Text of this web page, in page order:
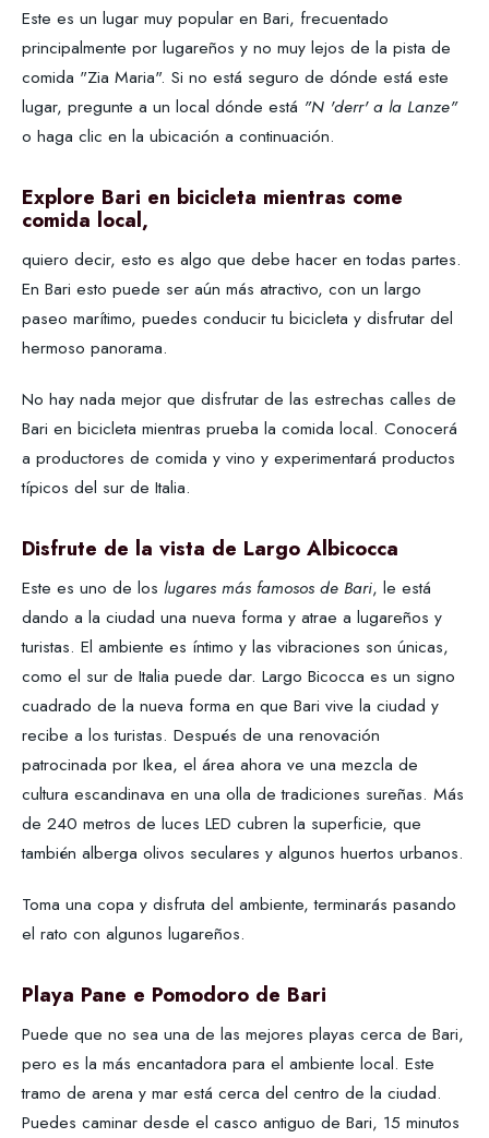
Este es un lugar muy popular en Bari, frecuentado
principalmente por lugareños y no muy lejos de la pista de
comida "Zia Maria". Si no está seguro de dónde está este
lugar, pregunte a un local dónde está "N 'derr' a la Lanze"
o haga clic en la ubicación a continuación.
Explore Bari en bicicleta mientras come
comida local,
quiero decir, esto es algo que debe hacer en todas partes.
En Bari esto puede ser aún más atractivo, con un largo
paseo marítimo, puedes conducir tu bicicleta y disfrutar del
hermoso panorama.
No hay nada mejor que disfrutar de las estrechas calles de
Bari en bicicleta mientras prueba la comida local. Conocerá
a productores de comida y vino y experimentará productos
típicos del sur de Italia.
Disfrute de la vista de Largo Albicocca
Este es uno de los lugares más famosos de Bari, le está
dando a la ciudad una nueva forma y atrae a lugareños y
turistas. El ambiente es íntimo y las vibraciones son únicas,
como el sur de Italia puede dar. Largo Bicocca es un signo
cuadrado de la nueva forma en que Bari vive la ciudad y
recibe a los turistas. Después de una renovación
patrocinada por Ikea, el área ahora ve una mezcla de
cultura escandinava en una olla de tradiciones sureñas. Más
de 240 metros de luces LED cubren la superficie, que
también alberga olivos seculares y algunos huertos urbanos.
Toma una copa y disfruta del ambiente, terminarás pasando
el rato con algunos lugareños.
Playa Pane e Pomodoro de Bari
Puede que no sea una de las mejores playas cerca de Bari,
pero es la más encantadora para el ambiente local. Este
tramo de arena y mar está cerca del centro de la ciudad.
Puedes caminar desde el casco antiguo de Bari, 15 minutos